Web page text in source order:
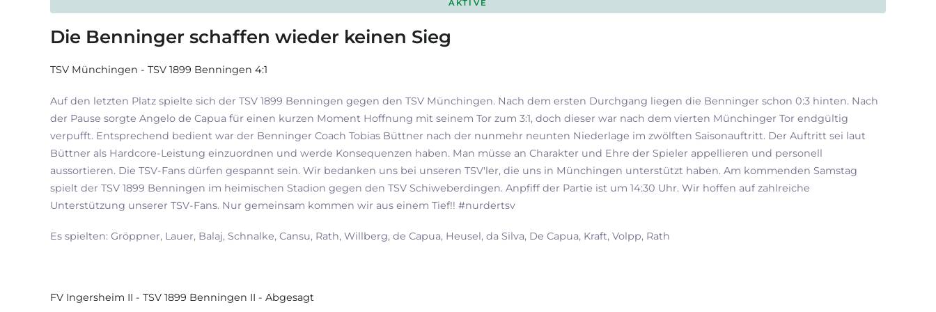
AKTIVE
Die Benninger schaffen wieder keinen Sieg
TSV Münchingen - TSV 1899 Benningen 4:1
Auf den letzten Platz spielte sich der TSV 1899 Benningen gegen den TSV Münchingen. Nach dem ersten Durchgang liegen die Benninger schon 0:3 hinten. Nach
der Pause sorgte Angelo de Capua für einen kurzen Moment Hoffnung mit seinem Tor zum 3:1, doch dieser war nach dem vierten Münchinger Tor endgültig
verpufft. Entsprechend bedient war der Benninger Coach Tobias Büttner nach der nunmehr neunten Niederlage im zwölften Saisonauftritt. Der Auftritt sei laut
Büttner als Hardcore-Leistung einzuordnen und werde Konsequenzen haben. Man müsse an Charakter und Ehre der Spieler appellieren und personell
aussortieren. Die TSV-Fans dürfen gespannt sein. Wir bedanken uns bei unseren TSV'ler, die uns in Münchingen unterstützt haben. Am kommenden Samstag
spielt der TSV 1899 Benningen im heimischen Stadion gegen den TSV Schiweberdingen. Anpfiff der Partie ist um 14:30 Uhr. Wir hoffen auf zahlreiche
Unterstützung unserer TSV-Fans. Nur gemeinsam kommen wir aus einem Tief!! #nurdertsv
Es spielten: Gröppner, Lauer, Balaj, Schnalke, Cansu, Rath, Willberg, de Capua, Heusel, da Silva, De Capua, Kraft, Volpp, Rath
FV Ingersheim II - TSV 1899 Benningen II - Abgesagt